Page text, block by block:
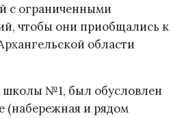
с ограниченными
чтобы они приобщались к
области
школы №1, был обусловлен
(набережная и рядом